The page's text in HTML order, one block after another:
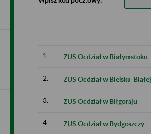
1. ZUS Oddział w Białymstoku
2. ZUS Oddział w Bielsku-Białej
3. ZUS Oddział w Biłgoraju
4. ZUS Oddział w Bydgoszczy